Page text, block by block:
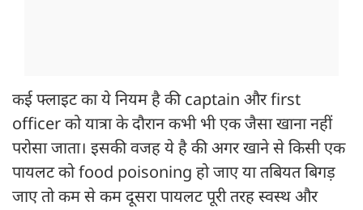
कई फ्लाइट का ये नियम है की captain और first
officer को यात्रा के दौरान कभी भी एक जैसा खाना नहीं
परोसा जाता। इसकी वजह ये है की अगर खाने से किसी एक
पायलट को food poisoning हो जाए या तबियत बिगड़
जाए तो कम से कम दूसरा पायलट पूरी तरह स्वस्थ और